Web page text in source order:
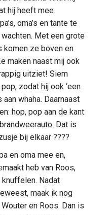
hij heeft mee
oma’s en tante te
Met een grote
komen ze boven en
maken naast mij ook
uitziet! Siem
zodat hij ook ‘een
whaha. Daarnaast
hop, pop aan de kant
Dat is
bij elkaar ????
en oma mee en,
heb van Roos,
Nadat
maak ik nog
en Roos. Dan is